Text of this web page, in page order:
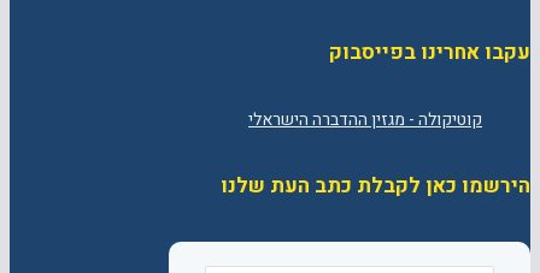
עקבו אחרינו בפייסבוק
הירשמו כאן לקבלת כתב העת שלנו